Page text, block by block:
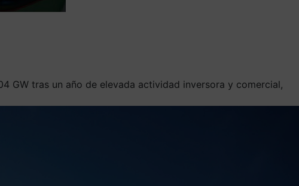
GW tras un año de elevada actividad inversora y comercial,